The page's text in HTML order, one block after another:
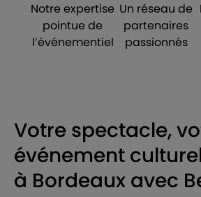
Notre expertise
pointue de
l’événementiel
Un réseau de
partenaires
passionnés
Votre spectacle,
événement
à Bordeaux avec